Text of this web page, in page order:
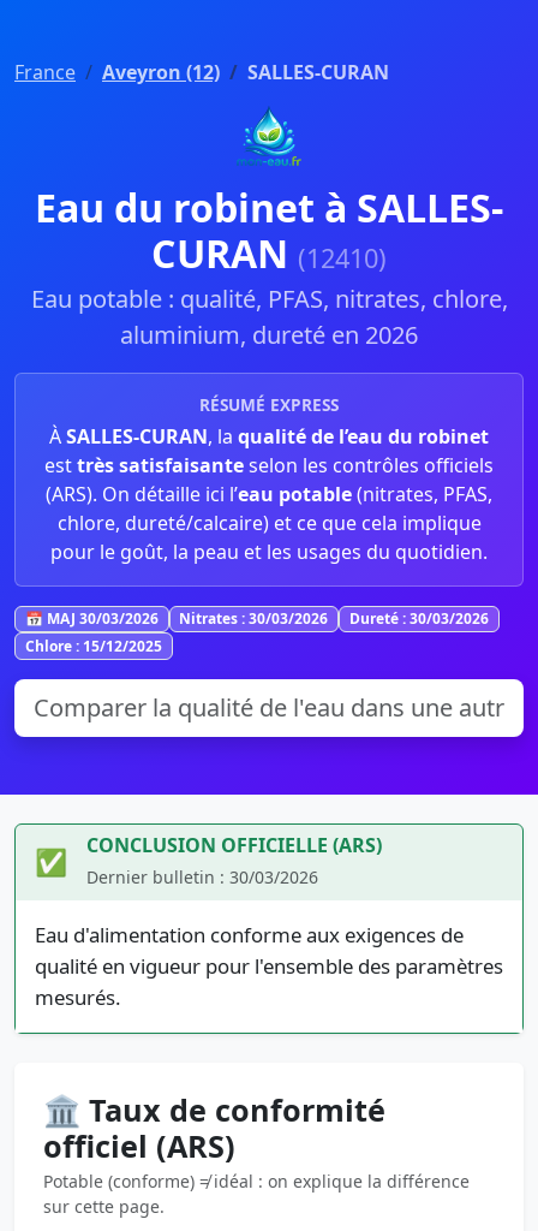
France Aveyron (12) SALLES-CURAN
Eau du robinet à SALLES-
CURAN (12410)
Eau potable : qualité, PFAS, nitrates, chlore,
aluminium, dureté en 2026
RÉSUMÉ EXPRESS
ÀSALLES-CURAN, la qualité de l’eau du robinet
esttrès satisfaisanteselon les contrôles officiels
(ARS). On détaille ici l’eau potable(nitrates, PFAS,
chlore, dureté/calcaire) et ce que cela implique
pour le goût, la peau et les usages du quotidien.
📅 MAJ 30/03/2026 Nitrates : 30/03/2026
Dureté : 30/03/2026
Chlore : 15/12/2025
✅ CONCLUSION OFFICIELLE (ARS)
Dernier bulletin : 30/03/2026
Eau d'alimentation conforme aux exigences de
qualité en vigueur pour l'ensemble des paramètres
mesurés.
🏛️ Taux de conformité
officiel (ARS)
Potable (conforme) ≠ idéal : on explique la différence
sur cette page.